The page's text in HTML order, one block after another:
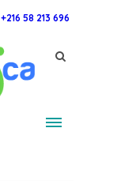
+216 58 213 696